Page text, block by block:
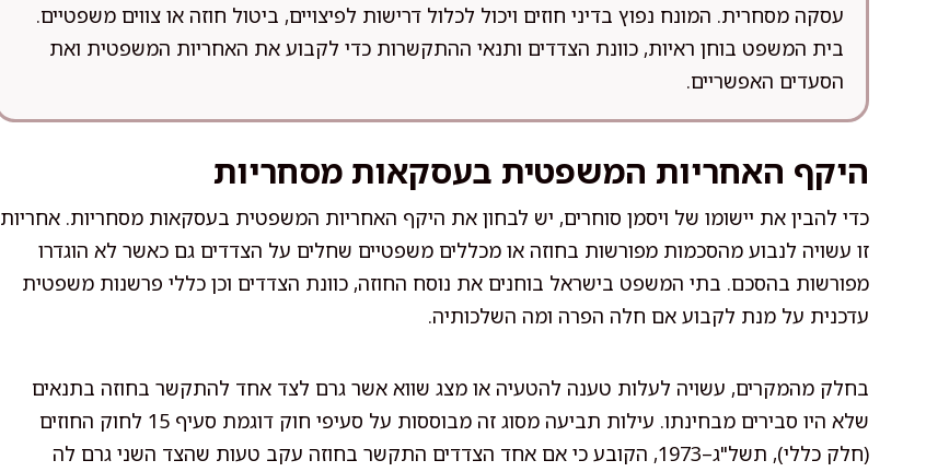
עסקה מסחרית. המונח נפוץ בדיני חוזים ויכול לכלול דרישות לפיצויים, ביטול חוזה או צווים משפטיים.
בית המשפט בוחן ראיות, כוונת הצדדים ותנאי ההתקשרות כדי לקבוע את האחריות המשפטית ואת
הסעדים האפשריים.
היקף האחריות המשפטית בעסקאות מסחריות
כדי להבין את יישומו של ויסמן סוחרים, יש לבחון את היקף האחריות המשפטית בעסקאות מסחריות. אחריות
זו עשויה לנבוע מהסכמות מפורשות בחוזה או מכללים משפטיים שחלים על הצדדים גם כאשר לא הוגדרו
מפורשות בהסכם. בתי המשפט בישראל בוחנים את נוסח החוזה, כוונת הצדדים וכן כללי פרשנות משפטית
עדכנית על מנת לקבוע אם חלה הפרה ומה השלכותיה.
בחלק מהמקרים, עשויה לעלות טענה להטעיה או מצג שווא אשר גרם לצד אחד להתקשר בחוזה בתנאים
שלא היו סבירים מבחינתו. עילות תביעה מסוג זה מבוססות על סעיפי חוק דוגמת סעיף 15 לחוק החוזים
(חלק כללי), תשל"ג–1973, הקובע כי אם אחד הצדדים התקשר בחוזה עקב טעות שהצד השני גרם לה